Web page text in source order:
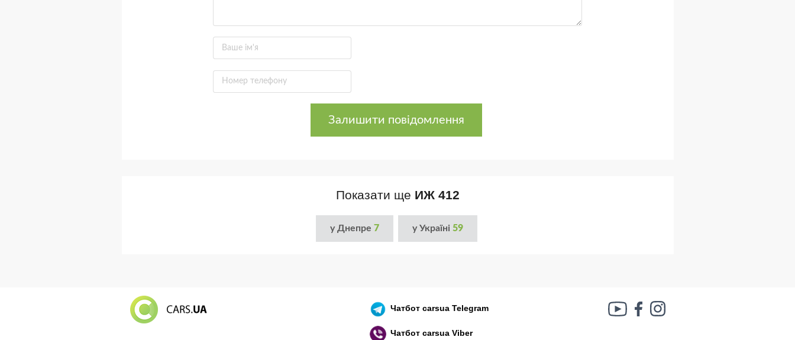
Залишити повідомлення
Показати ще ИЖ 412
у Днепре 7 у Україні 59
Чатботcarsua Telegram
Чатботcarsua Viber